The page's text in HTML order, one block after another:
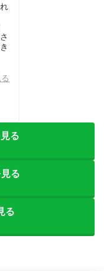
る
る
る